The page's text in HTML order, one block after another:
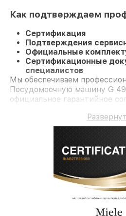
Как подтверждаем
Сертификация
Подтверждения
Официальные
Сертификационные
специалистов
Мы обеспечиваем
Посудомоечную машину G
официальное гарантийное